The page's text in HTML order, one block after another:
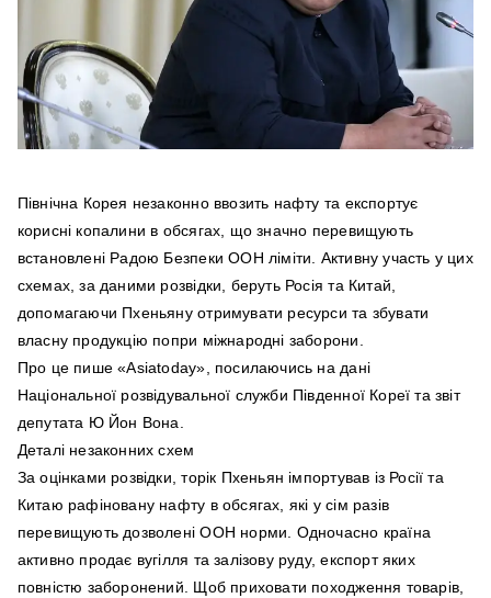
Північна Корея незаконно ввозить нафту та експортує
корисні копалини в обсягах, що значно перевищують
встановлені Радою Безпеки ООН ліміти. Активну участь у цих
схемах, за даними розвідки, беруть Росія та Китай,
допомагаючи Пхеньяну отримувати ресурси та збувати
власну продукцію попри міжнародні заборони.
Про це пише «Asiatoday», посилаючись на дані
Національної розвідувальної служби Південної Кореї та звіт
депутата Ю Йон Вона.
Деталі незаконних схем
За оцінками розвідки, торік Пхеньян імпортував із Росії та
Китаю рафіновану нафту в обсягах, які у сім разів
перевищують дозволені ООН норми. Одночасно країна
активно продає вугілля та залізову руду, експорт яких
повністю заборонений. Щоб приховати походження товарів,